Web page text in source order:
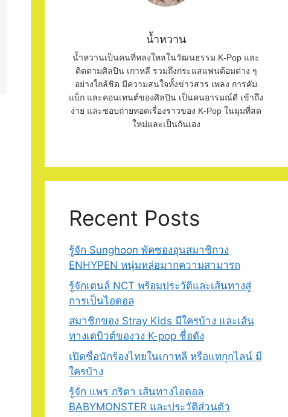
น้ำหวาน
น้ำหวานเป็นคนที่หลงใหลในวัฒนธรรม K-Pop และ
ติดตามศิลปิน เกาหลี รวมถึงกระแสแฟนด้อมต่าง ๆ
อย่างใกล้ชิด มีความสนใจทั้งข่าวสาร เพลง การคัม
แบ็ก และคอนเทนต์ของศิลปิน เป็นคนอารมณ์ดี เข้าถึง
ง่าย และชอบถ่ายทอดเรื่องราวของ K-Pop ในมุมที่สด
ใหม่และเป็นกันเอง
Recent Posts
รู้จัก Sunghoon พัคซองฮุนสมาชิกวง
ENHYPEN หนุ่มหล่อมากความสามารถ
รู้จักเตนล์ NCT พร้อมประวัติและเส้นทางสู่
การเป็นไอดอล
สมาชิกของ Stray Kids มีใครบ้าง และเส้น
ทางเดบิวต์ของวง K-pop ชื่อดัง
เปิดชื่อนักร้องไทยในเกาหลี หรือแทกุกไลน์ มี
ใครบ้าง
รู้จัก แพร ภริตา เส้นทางไอดอล
BABYMONSTER และประวัติส่วนตัว